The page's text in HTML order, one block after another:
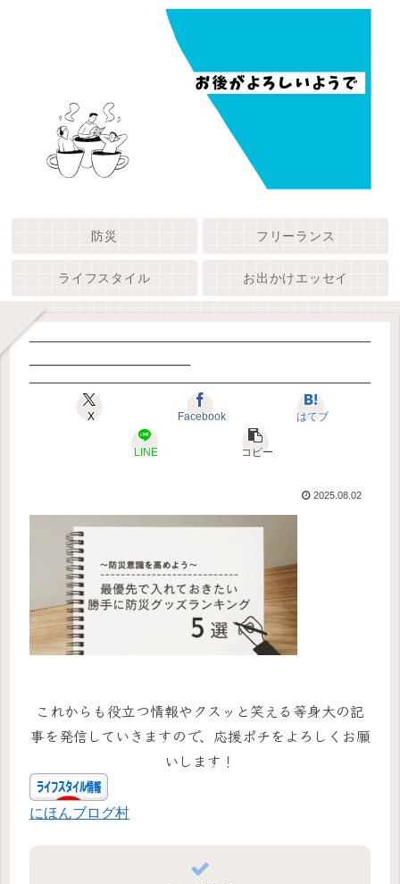
防災 フリーランス
ライフスタイル お出かけエッセイ
—————————
X Facebook はてブ
LINE コピー
2025.08.02
これからも役立つ情報やクスッと笑える等身大の記
事を発信していきますので、応援ポチをよろしくお願
いします！
にほんブログ村